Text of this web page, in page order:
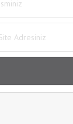
1 2